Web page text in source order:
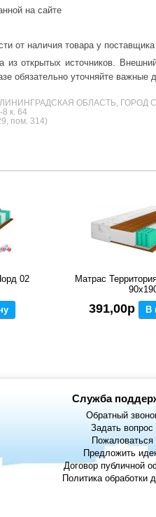
на сайте
от наличия товара у поставщика
открытых источников.
обязательно уточняйте важные
ОБЛАСТЬ,
к. 64
пом. 314)
02
Матрас
391,00р В
Служба
Обратный
Задать вопрос
Пожаловаться
Предложить
Договор публичной
Политика обработки